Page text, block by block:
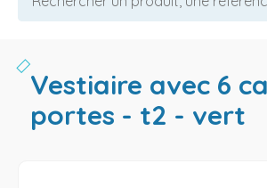
vestiaire avec 6 casiers à
portes - t2 - vert